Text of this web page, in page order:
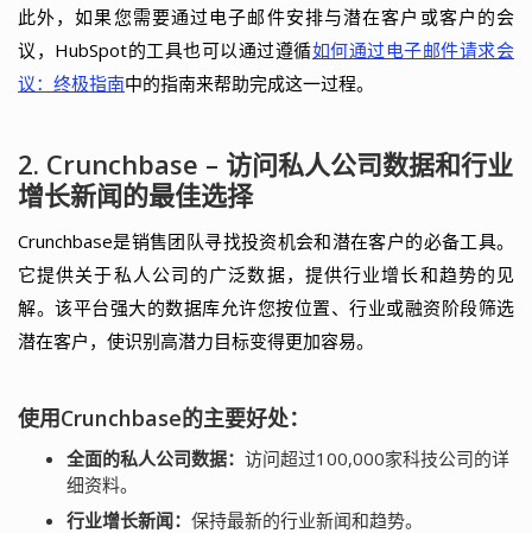
此外，如果您需要通过电子邮件安排与潜在客户或客户的会
议，HubSpot的工具也可以通过遵循如何通过电子邮件请求会
议：终极指南中的指南来帮助完成这一过程。
2. Crunchbase – 访问私人公司数据和行业
增长新闻的最佳选择
Crunchbase是销售团队寻找投资机会和潜在客户的必备工具。
它提供关于私人公司的广泛数据，提供行业增长和趋势的见
解。该平台强大的数据库允许您按位置、行业或融资阶段筛选
潜在客户，使识别高潜力目标变得更加容易。
使用Crunchbase的主要好处：
全面的私人公司数据： 访问超过100,000家科技公司的详
细资料。
行业增长新闻： 保持最新的行业新闻和趋势。